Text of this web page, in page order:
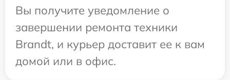
Вы получите уведомление о
завершении ремонта техники
Brandt, и курьер доставит ее к вам
домой или в офис.